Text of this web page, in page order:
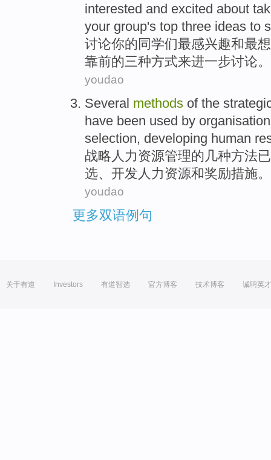
interested and excited about
your group's top three ideas to
讨论你的 同学们最感兴趣和最想
靠前的三种方式来进一步讨论。
youdao
Several methods of the
have been used by organisation
selection, developing human
战略 人力资源管理的 几种方法
选、 开发 人力资源和奖励措施。
youdao
更多双语例句
关于有道 Investors 有道智选 官方博客 技术博客 诚聘英才